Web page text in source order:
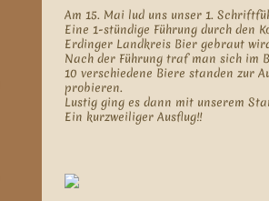
Am 15. Mai lud uns unser 1.
Eine 1-stündige Führung durch den
Erdinger Landkreis Bier gebraut
Nach der Führung traf man sich im
10 verschiedene Biere standen zur
probieren.
Lustig ging es dann mit unserem
Ein kurzweiliger Ausflug!!